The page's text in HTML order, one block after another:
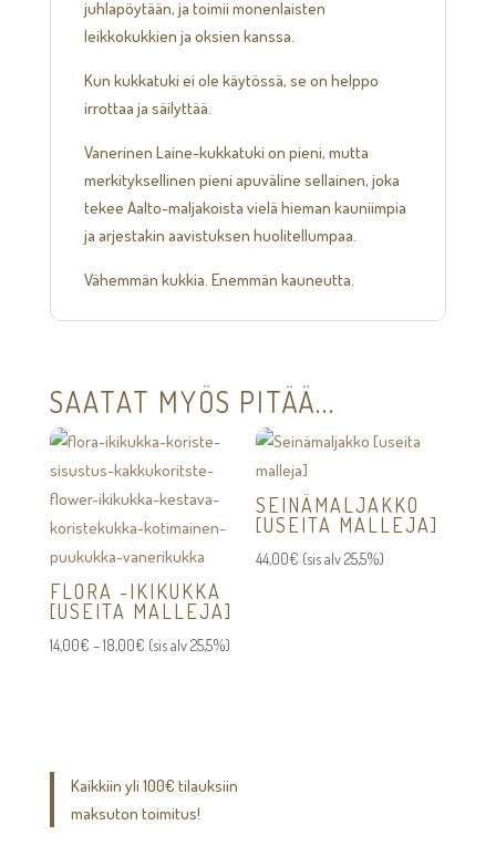
juhlapöytään, ja toimii monenlaisten
leikkokukkien ja oksien kanssa.
Kun kukkatuki ei ole käytössä, se on helppo
irrottaa ja säilyttää.
Vanerinen Laine-kukkatuki on pieni, mutta
merkityksellinen pieni apuväline sellainen, joka
tekee Aalto-maljakoista vielä hieman kauniimpia
ja arjestakin aavistuksen huolitellumpaa.
Vähemmän kukkia. Enemmän kauneutta.
SAATAT MYÖS PITÄÄ...
FLORA -IKIKUKKA
[USEITA MALLEJA]
14,00€ –18,00€Hintaluokka:
(sis alv 25,5%)
SEINÄMALJAKKO
[USEITA MALLEJA]
44,00€ (sis alv 25,5%)
Kaikkiin yli 100€ tilauksiin
maksuton toimitus!